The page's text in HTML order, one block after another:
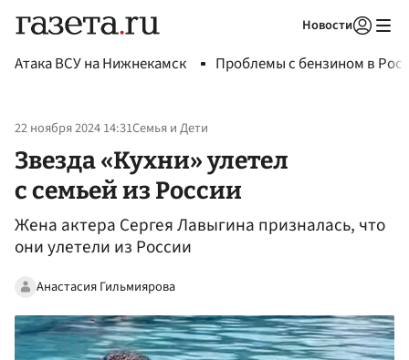
Новости
Атака ВСУ на Нижнекамск Проблемы с бензином в
22 ноября 2024 14:31Семья и Дети
Звезда «Кухни» улетел
с семьей из России
Жена актера Сергея Лавыгина призналась, что
они улетели из России
Анастасия Гильмиярова